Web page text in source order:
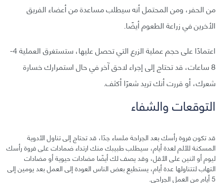
من الحفر، ومن المحتمل أنه سيطلب مساعدة من أعضاء الفريق
الأخرين في زراعة الطعوم أيضًا.
اعتمادًا على حجم عملية الزرع التي تحصل عليها، ستستغرق العملية 4-
8 ساعات، قد تحتاج إلى إجراء لاحق آخر في حال استمرارك خسارة
شعرك، أو قررت أنك تريد شعرًا أكثف.
التوقعات والشفاء
قد تكون فروة رأسك بعد الجراحة ملساء جدًا، قد تحتاج إلى تناول الأدوية
المسكنة للألم لعدة أيام، سيطلب طبيبك منك ارتداء ضمادات على فروة رأسك
ليوم أو اثنين على الأقل، وقد يصف لك أيضًا مضادات حيوية أو مضادات
التهاب لتتناولها عدة أيام، يستطيع بعض الناس العودة إلى العمل بعد يومين إلى
5 أيام من العمل الجراحي.